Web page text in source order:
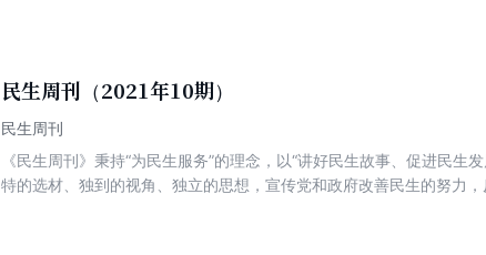
民生周刊（2021年10期）
民生周刊
《民生周刊》秉持“为民生服务”的理念，以“讲好民生故事、促进民生
特的选材、独到的视角、独立的思想，宣传党和政府改善民生的努力